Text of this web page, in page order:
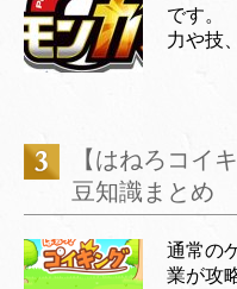
です。
力や技
【はねろコイ
豆知識まとめ
通常の
業が攻